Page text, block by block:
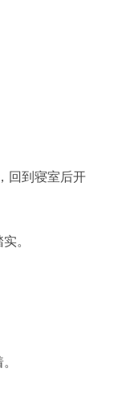
回到寝室后开
。